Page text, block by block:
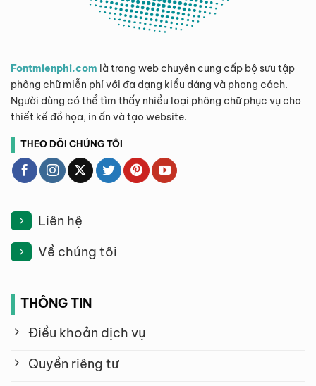
Fontmienphi.com là trang web chuyên cung cấp bộ sưu tập
phông chữ miễn phí với đa dạng kiểu dáng và phong cách.
Người dùng có thể tìm thấy nhiều loại phông chữ phục vụ cho
thiết kế đồ họa, in ấn và tạo website.
THEO DÕI CHÚNG TÔI
Liên hệ
Về chúng tôi
THÔNG TIN
Điều khoản dịch vụ
Quyền riêng tư